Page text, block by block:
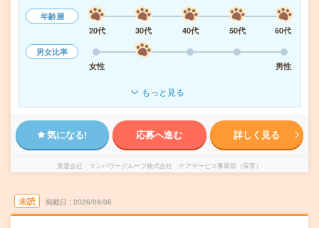
年齢層
20代
30代 40代 50代
60代
男女比率
女性
男性
もっと見る
気になる! 応募へ進む 詳しく見る
派遣会社 マンパワーグループ株式会社 ケアサービス事業部（保育）
未読 掲載日 2026/08/06